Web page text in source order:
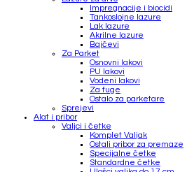
Impregnacije i biocidi
Tankoslojne lazure
Lak lazure
Akrilne lazure
Bajčevi
Za Parket
Osnovni lakovi
PU lakovi
Vodeni lakovi
Za fuge
Ostalo za parketare
Sprejevi
Alat i pribor
Valjci i četke
Komplet Valjak
Ostali pribor za premaze
Specijalne četke
Standardne četke